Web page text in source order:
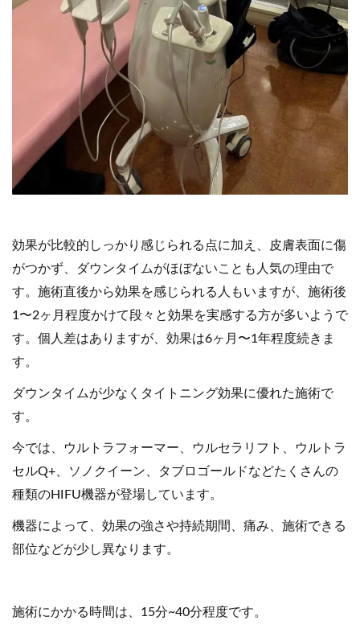
効果が比較的しっかり感じられる点に加え、皮膚表面に傷
がつかず、ダウンタイムがほぼないことも人気の理由で
す。施術直後から効果を感じられる人もいますが、施術後
1〜2ヶ月程度かけて段々と効果を実感する方が多いようで
す。個人差はありますが、効果は6ヶ月〜1年程度続きま
す。
ダウンタイムが少なくタイトニング効果に優れた施術で
す。
今では、ウルトラフォーマー、ウルセラリフト、ウルトラ
セルQ+、ソノクイーン、タブロゴールドなどたくさんの
種類のHIFU機器が登場しています。
機器によって、効果の強さや持続期間、痛み、施術できる
部位などが少し異なります。
施術にかかる時間は、15分~40分程度です。